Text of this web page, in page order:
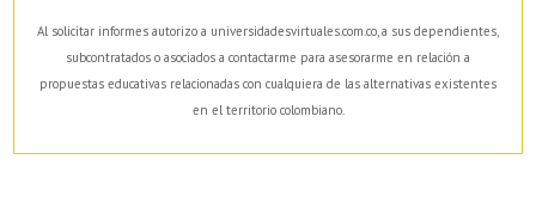
Al solicitar informes autorizo a universidadesvirtuales.com.co, a sus dependientes,
subcontratados o asociados a contactarme para asesorarme en relación a
propuestas educativas relacionadas con cualquiera de las alternativas existentes
en el territorio colombiano.